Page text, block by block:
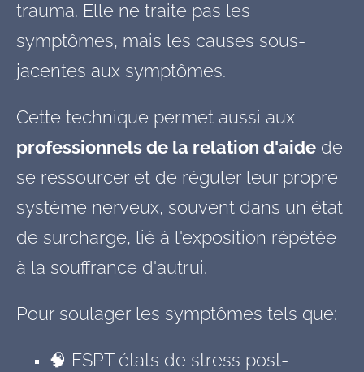
trauma. Elle ne traite pas les
symptômes, mais les causes sous-
jacentes aux symptômes.
Cette technique permet aussi aux
professionnels de la relation d'aide de
se ressourcer et de réguler leur propre
système nerveux, souvent dans un état
de surcharge, lié à l'exposition répétée
à la souffrance d'autrui.
Pour soulager les symptômes tels que:
🧠 ESPT états de stress post-